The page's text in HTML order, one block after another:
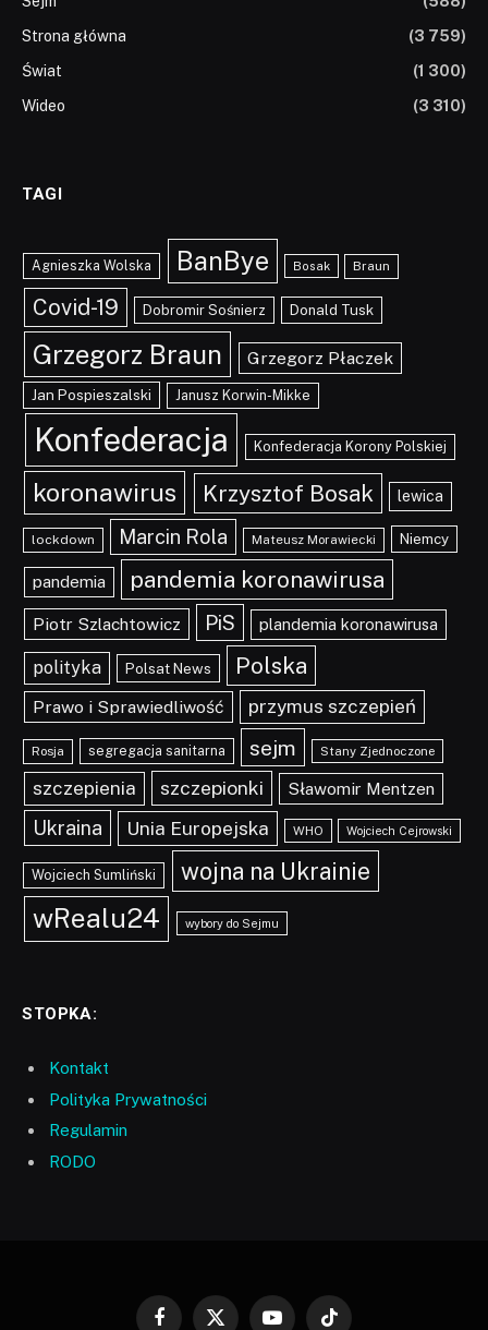
Strona główna
(3 759)
Świat
(1 300)
Wideo
(3 310)
TAGI
Agnieszka Wolska BanBye Bosak Braun
Covid-19 Dobromir Sośnierz Donald Tusk
Grzegorz Braun Grzegorz Płaczek
Jan Pospieszalski Janusz Korwin-Mikke
Konfederacja Konfederacja Korony Polskiej
koronawirus Krzysztof Bosak lewica
lockdown Marcin Rola Mateusz Morawiecki Niemcy
pandemia pandemia koronawirusa
Piotr Szlachtowicz PiS plandemia koronawirusa
polityka Polsat News Polska
Prawo i Sprawiedliwość przymus szczepień
Rosja segregacja sanitarna sejm Stany Zjednoczone
szczepienia szczepionki Sławomir Mentzen
Ukraina Unia Europejska WHO Wojciech Cejrowski
Wojciech Sumliński wojna na Ukrainie
wRealu24 wybory do Sejmu
STOPKA:
Kontakt
Polityka Prywatności
Regulamin
RODO